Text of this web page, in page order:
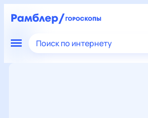
Поиск по интернету